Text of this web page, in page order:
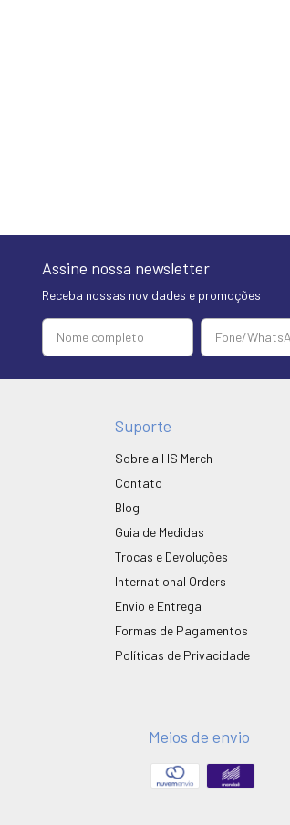
Assine nossa newsletter
Receba nossas novidades e promoções
Suporte
Sobre a HS Merch
Contato
Blog
Guia de Medidas
Trocas e Devoluções
International Orders
Envio e Entrega
Formas de Pagamentos
Políticas de Privacidade
Meios de envio